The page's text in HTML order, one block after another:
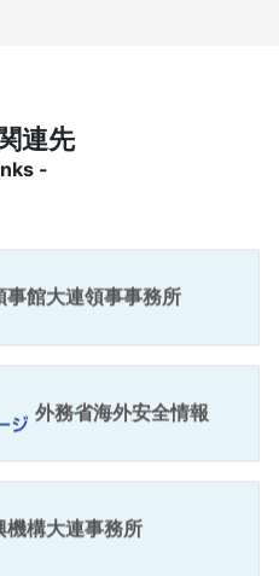
連先
-
事館大連領事事務所
外務省海外安全情報
機構大連事務所